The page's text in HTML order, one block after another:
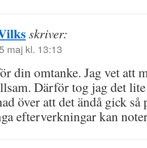
skriver:
maj kl. 13:13
din omtanke. Jag vet att
Därför tog jag det
över att det ändå gick
efterverkningar kan